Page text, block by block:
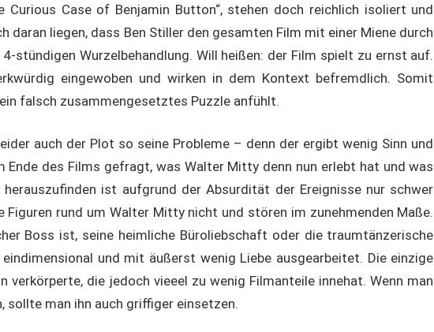
Curious Case of Benjamin Button“, stehen doch reichlich isoliert und
daran liegen, dass Ben Stiller den gesamten Film mit einer Miene durch
stündigen Wurzelbehandlung. Will heißen: der Film spielt zu ernst auf.
eingewoben und wirken in dem Kontext befremdlich. Somit
falsch zusammengesetztes Puzzle anfühlt.
auch der Plot so seine Probleme – denn der ergibt wenig Sinn und
des Films gefragt, was Walter Mitty denn nun erlebt hat und was
ist aufgrund der Absurdität der Ereignisse nur schwer
Figuren rund um Walter Mitty nicht und stören im zunehmenden Maße.
Boss ist, seine heimliche Büroliebschaft oder die traumtänzerische
und mit äußerst wenig Liebe ausgearbeitet. Die einzige
verkörperte, die jedoch vieeel zu wenig Filmanteile innehat. Wenn man
sollte man ihn auch griffiger einsetzen.